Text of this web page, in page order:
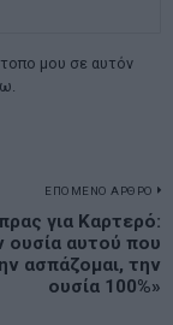
μου σε αυτόν
ΕΠΟΜΕΝΟ ΑΡΘΡΟ
για Καρτερό:
ουσία αυτού που
ασπάζομαι, την
ουσία 100%»